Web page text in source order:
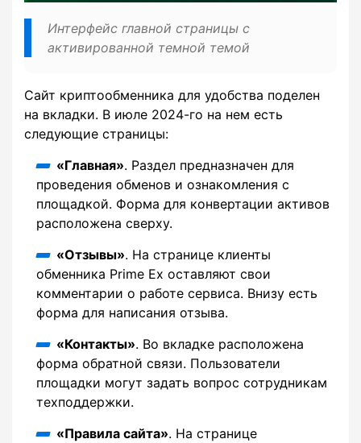
Интерфейс главной страницы с
активированной темной темой
Сайт криптообменника для удобства поделен
на вкладки. В июле 2024-го на нем есть
следующие страницы:
«Главная». Раздел предназначен для
проведения обменов и ознакомления с
площадкой. Форма для конвертации активов
расположена сверху.
«Отзывы». На странице клиенты
обменника Prime Ex оставляют свои
комментарии о работе сервиса. Внизу есть
форма для написания отзыва.
«Контакты». Во вкладке расположена
форма обратной связи. Пользователи
площадки могут задать вопрос сотрудникам
техподдержки.
«Правила сайта». На странице